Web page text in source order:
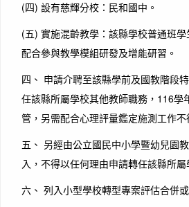
(四) 設有慈輝分校：民和國中。
(五) 實施混齡教學：該縣學校普通班
配合參與教學模組研發及增能研習。
四、 申請介聘至該縣學前及國教階段
任該縣所屬學校其他教師職務，116
管，另需配合心理評量鑑定施測工作不
五、 另經由公立國民中小學暨幼兒園
入，不得以任何理由申請轉任該縣所屬
六、 列入小型學校轉型專案評估合併